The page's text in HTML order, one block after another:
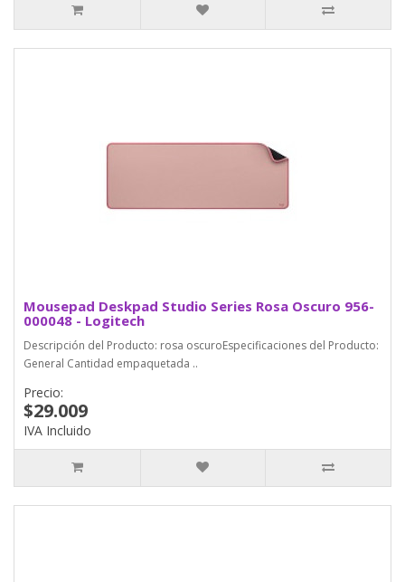
Mousepad Deskpad Studio Series Rosa Oscuro 956-
000048 - Logitech
Descripción del Producto: rosa oscuroEspecificaciones del Producto:
General Cantidad empaquetada ..
Precio:
$29.009
IVA Incluido